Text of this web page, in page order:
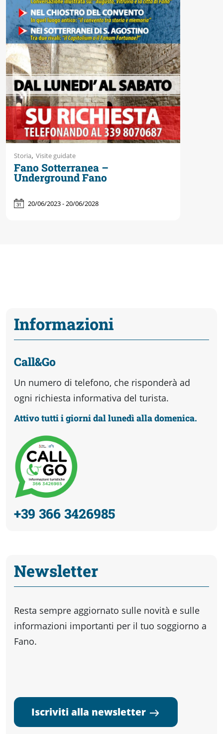
Storia, Visite guidate
Fano Sotterranea –
Underground Fano
20/06/2023 - 20/06/2028
Informazioni
Call&Go
Un numero di telefono, che risponderà ad
ogni richiesta informativa del turista.
Attivo tutti i giorni dal lunedì alla domenica.
+39 366 3426985
Newsletter
Resta sempre aggiornato sulle novità e sulle
informazioni importanti per il tuo soggiorno a
Fano.
Iscriviti alla newsletter